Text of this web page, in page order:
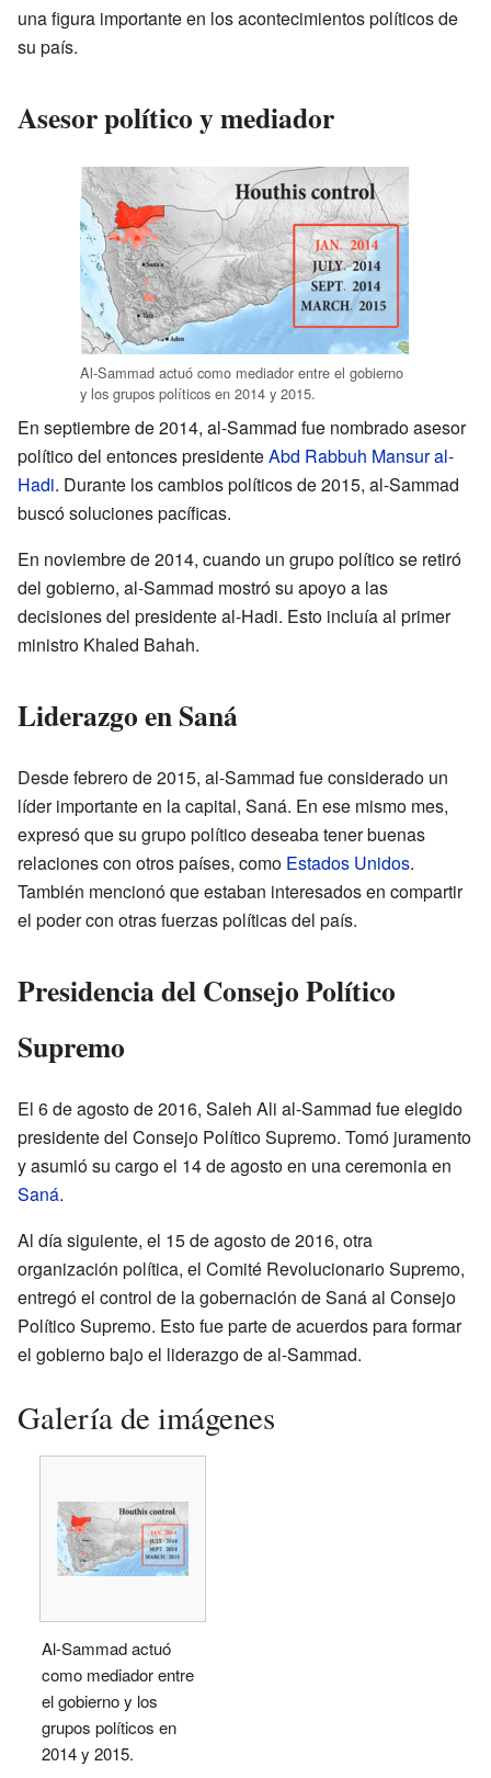
una figura importante en los acontecimientos políticos de
su país.
Asesor político y mediador
Al-Sammad actuó como mediador entre el gobierno
y los grupos políticos en 2014 y 2015.
En septiembre de 2014, al-Sammad fue nombrado asesor
político del entonces presidenteAbd Rabbuh Mansur al-
Hadi. Durante los cambios políticos de 2015, al-Sammad
buscó soluciones pacíficas.
En noviembre de 2014, cuando un grupo político se retiró
del gobierno, al-Sammad mostró su apoyo a las
decisiones del presidente al-Hadi. Esto incluía al primer
ministro Khaled Bahah.
Liderazgo en Saná
Desde febrero de 2015, al-Sammad fue considerado un
líder importante en la capital, Saná. En ese mismo mes,
expresó que su grupo político deseaba tener buenas
relaciones con otros países, como Estados Unidos.
También mencionó que estaban interesados en compartir
el poder con otras fuerzas políticas del país.
Presidencia del Consejo Político
Supremo
El 6 de agosto de 2016, Saleh Ali al-Sammad fue elegido
presidente del Consejo Político Supremo. Tomó juramento
y asumió su cargo el 14 de agosto en una ceremonia en
Saná.
Al día siguiente, el 15 de agosto de 2016, otra
organización política, el Comité Revolucionario Supremo,
entregó el control de la gobernación de Saná al Consejo
Político Supremo. Esto fue parte de acuerdos para formar
el gobierno bajo el liderazgo de al-Sammad.
Galería de imágenes
Al-Sammad actuó
como mediador entre
el gobierno y los
grupos políticos en
2014 y 2015.